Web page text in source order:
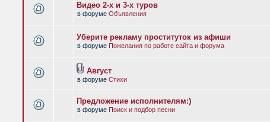
Видео 2-х и 3-х туров
в форуме Объявления
Уберите рекламу проституток из афиши
в форуме Пожелания по работе сайта и форума
Август
в форуме Стихи
Предложение исполнителям:)
в форуме Поиск и подбор песни